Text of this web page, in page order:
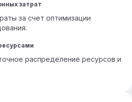
затрат
за счет оптимизации
распределение ресурсов и